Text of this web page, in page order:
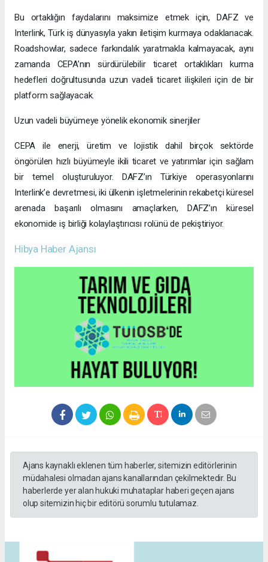
Bu ortaklığın faydalarını maksimize etmek için, DAFZ ve
Interlink, Türk iş dünyasıyla yakın iletişim kurmaya odaklanacak.
Roadshowlar, sadece farkındalık yaratmakla kalmayacak, aynı
zamanda CEPA’nın sürdürülebilir ticaret ortaklıkları kurma
hedefleri doğrultusunda uzun vadeli ticaret ilişkileri için de bir
platform sağlayacak.
Uzun vadeli büyümeye yönelik ekonomik sinerjiler
CEPA ile enerji, üretim ve lojistik dahil birçok sektörde
öngörülen hızlı büyümeyle ikili ticaret ve yatırımlar için sağlam
bir temel oluşturuluyor. DAFZ’ın Türkiye operasyonlarını
Interlink’e devretmesi, iki ülkenin işletmelerinin rekabetçi küresel
arenada başarılı olmasını amaçlarken, DAFZ’ın küresel
ekonomide iş birliği kolaylaştırıcısı rolünü de pekiştiriyor.
Hibya Haber Ajansı
Ajans kaynaklı eklenen tüm haberler, sitemizin editörlerinin
müdahalesi olmadan ajans kanallarından çekilmektedir. Bu
haberlerde yer alan hukuki muhataplar haberi geçen ajans
olup sitemizin hiç bir editörü sorumlu tutulamaz.